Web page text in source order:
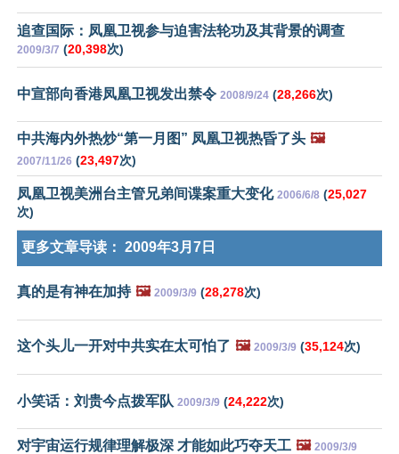
追查国际：凤凰卫视参与迫害法轮功及其背景的调查
2009/3/7 (20,398次)
中宣部向香港凤凰卫视发出禁令 2008/9/24 (28,266次)
中共海内外热炒“第一月图” 凤凰卫视热昏了头 🖼️
2007/11/26 (23,497次)
凤凰卫视美洲台主管兄弟间谍案重大变化 2006/6/8 (25,027
次)
更多文章导读： 2009年3月7日
真的是有神在加持 🖼️ 2009/3/9 (28,278次)
这个头儿一开对中共实在太可怕了 🖼️ 2009/3/9 (35,124次)
小笑话：刘贵今点拨军队 2009/3/9 (24,222次)
对宇宙运行规律理解极深 才能如此巧夺天工 🖼️ 2009/3/9